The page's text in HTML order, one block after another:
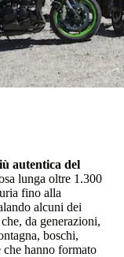
autentica del
lunga oltre 1.300
fino alla
alcuni dei
da generazioni,
boschi,
hanno formato